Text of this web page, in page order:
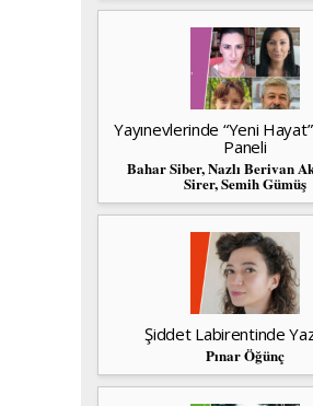
Yayınevlerinde “Yeni
Paneli
Bahar Siber, Nazlı Berivan
Sirer, Semih Gümüş
Şiddet Labirentinde
Pınar Öğünç